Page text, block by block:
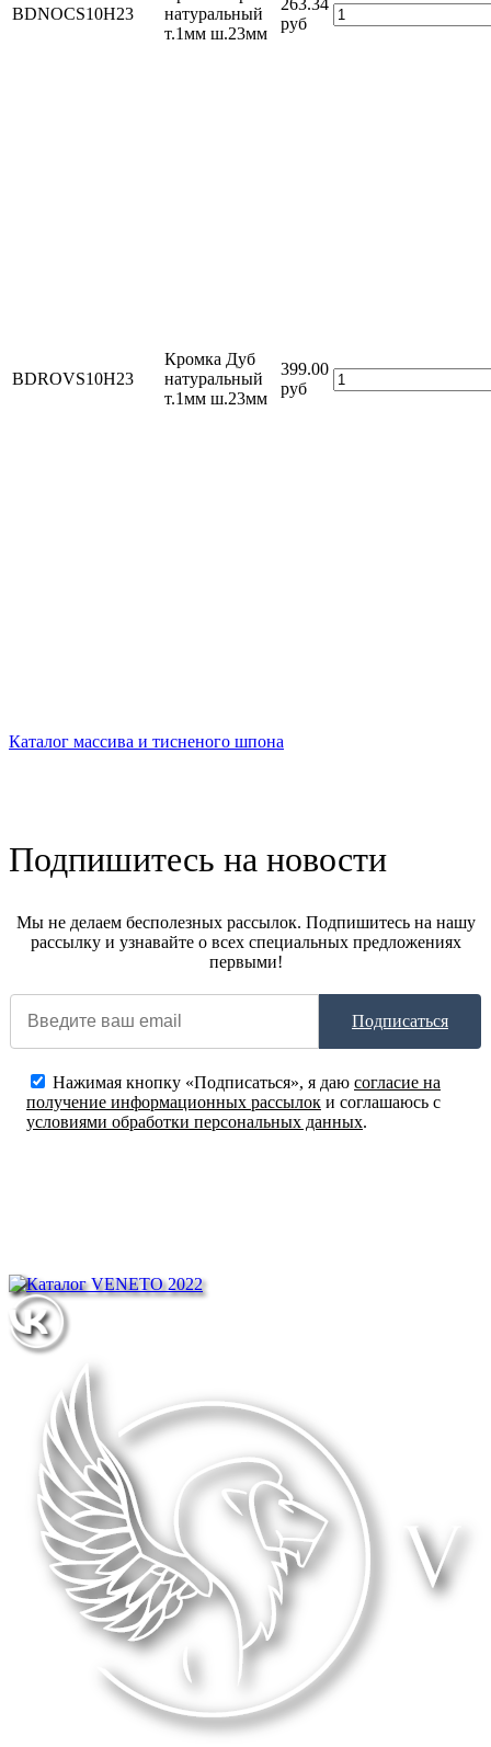
BDNOCS10H23
натуральный
т.1мм ш.23мм
руб
BDROVS10H23
Кромка Дуб
натуральный
т.1мм ш.23мм
399.00
руб
Каталог массива и тисненого шпона
Подпишитесь на новости
Мы не делаем бесполезных рассылок. Подпишитесь на нашу
рассылку и узнавайте о всех специальных предложениях
первыми!
Подписаться
Нажимая кнопку «Подписаться», я даю согласие на
получение информационных рассылок и соглашаюсь с
условиями обработки персональных данных.